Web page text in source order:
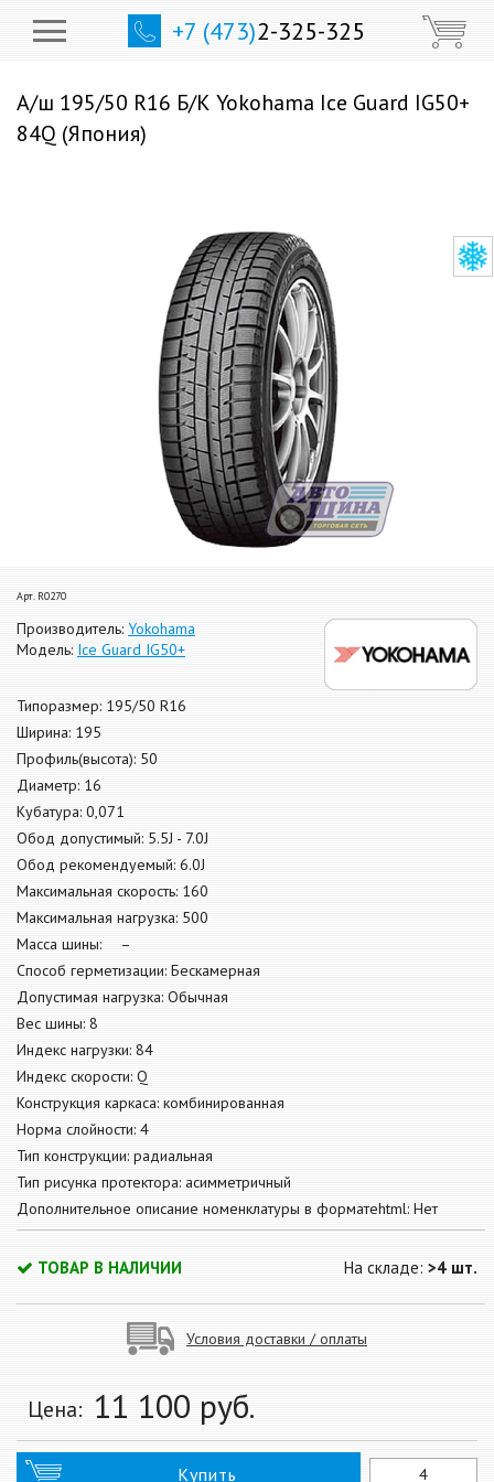
+7 (473)2-325-325
А/ш 195/50 R16 Б/К Yokohama Ice Guard IG50+
84Q (Япония)
Арт. R0270
Производитель: Yokohama
Модель: Ice Guard IG50+
Типоразмер: 195/50 R16
Ширина: 195
Профиль(высота): 50
Диаметр: 16
Кубатура: 0,071
Обод допустимый: 5.5J - 7.0J
Обод рекомендуемый: 6.0J
Максимальная скорость: 160
Максимальная нагрузка: 500
Масса шины: –
Способ герметизации: Бескамерная
Допустимая нагрузка: Обычная
Вес шины: 8
Индекс нагрузки: 84
Индекс скорости: Q
Конструкция каркаса: комбинированная
Норма слойности: 4
Тип конструкции: радиальная
Тип рисунка протектора: асимметричный
Дополнительное описание номенклатуры в форматеhtml: Нет
ТОВАР В НАЛИЧИИ На складе: >4 шт.
Условия доставки / оплаты
Цена: 11 100 руб.
Купить